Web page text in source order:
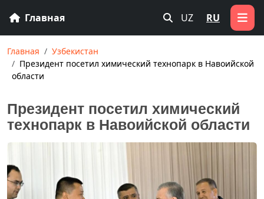
Главная UZ RU
Главная
Узбекистан
Президент посетил химический технопарк в Навоийской
области
Президент посетил химический
технопарк в Навоийской области